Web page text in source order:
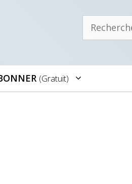
Rechercher :
(gratuit)